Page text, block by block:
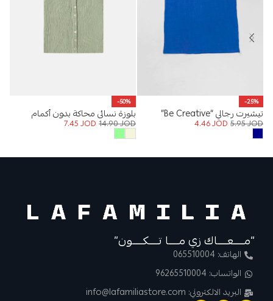
-25%
تيشيرت رجالي “Be Creative”
5.95JOD
4.46JOD
-50%
بلوزة نسائي محاكة بدون أكمام
14.90JOD
7.45JOD
“مــــعــــاك زي مــــا تــــكــــون”
الهاتف: 065510004
الواتساب: 96265510004
البريد الالكتروني: info@lafamiliastore.com